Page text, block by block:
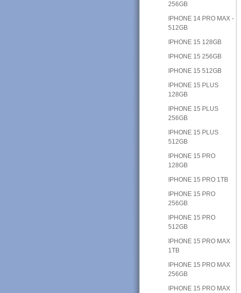
256GB
IPHONE 14 PRO MAX -
512GB
IPHONE 15 128GB
IPHONE 15 256GB
IPHONE 15 512GB
IPHONE 15 PLUS
128GB
IPHONE 15 PLUS
256GB
IPHONE 15 PLUS
512GB
IPHONE 15 PRO
128GB
IPHONE 15 PRO 1TB
IPHONE 15 PRO
256GB
IPHONE 15 PRO
512GB
IPHONE 15 PRO MAX
1TB
IPHONE 15 PRO MAX
256GB
IPHONE 15 PRO MAX